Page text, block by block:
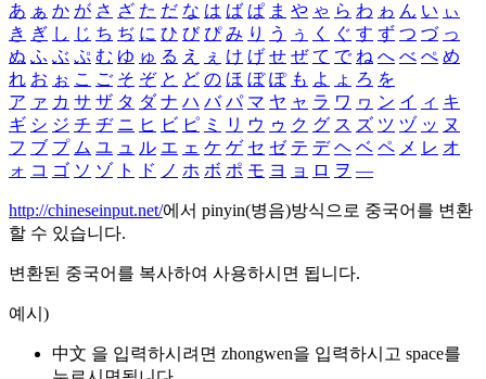
あ ぁ か が さ ざ た だ な は ば ぱ ま や ゃ ら わ ゎ ん い ぃ
き ぎ し じ ち ぢ に ひ び ぴ み り う ぅ く ぐ す ず つ づ っ
ぬ ふ ぶ ぷ む ゆ ゅ る え ぇ け げ せ ぜ て で ね へ べ ぺ め
れ お ぉ こ ご そ ぞ と ど の ほ ぼ ぽ も よ ょ ろ を
ア ァ カ サ ザ タ ダ ナ ハ バ パ マ ヤ ャ ラ ワ ヮ ン イ ィ キ
ギ シ ジ チ ヂ ニ ヒ ビ ピ ミ リ ウ ゥ ク グ ス ズ ツ ヅ ッ ヌ
フ ブ プ ム ユ ュ ル エ ェ ケ ゲ セ ゼ テ デ ヘ ベ ペ メ レ オ
ォ コ ゴ ソ ゾ ト ド ノ ホ ボ ポ モ ヨ ョ ロ ヲ ―
http://chineseinput.net/에서 pinyin(병음)방식으로 중국어를 변환
할 수 있습니다.
변환된 중국어를 복사하여 사용하시면 됩니다.
예시)
中文 을 입력하시려면 zhongwen을 입력하시고 space를